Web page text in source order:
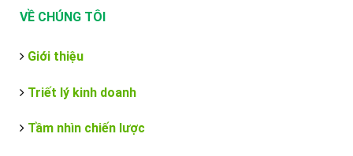
VỀ CHÚNG TÔI
Giới thiệu
Triết lý kinh doanh
Tầm nhìn chiến lược